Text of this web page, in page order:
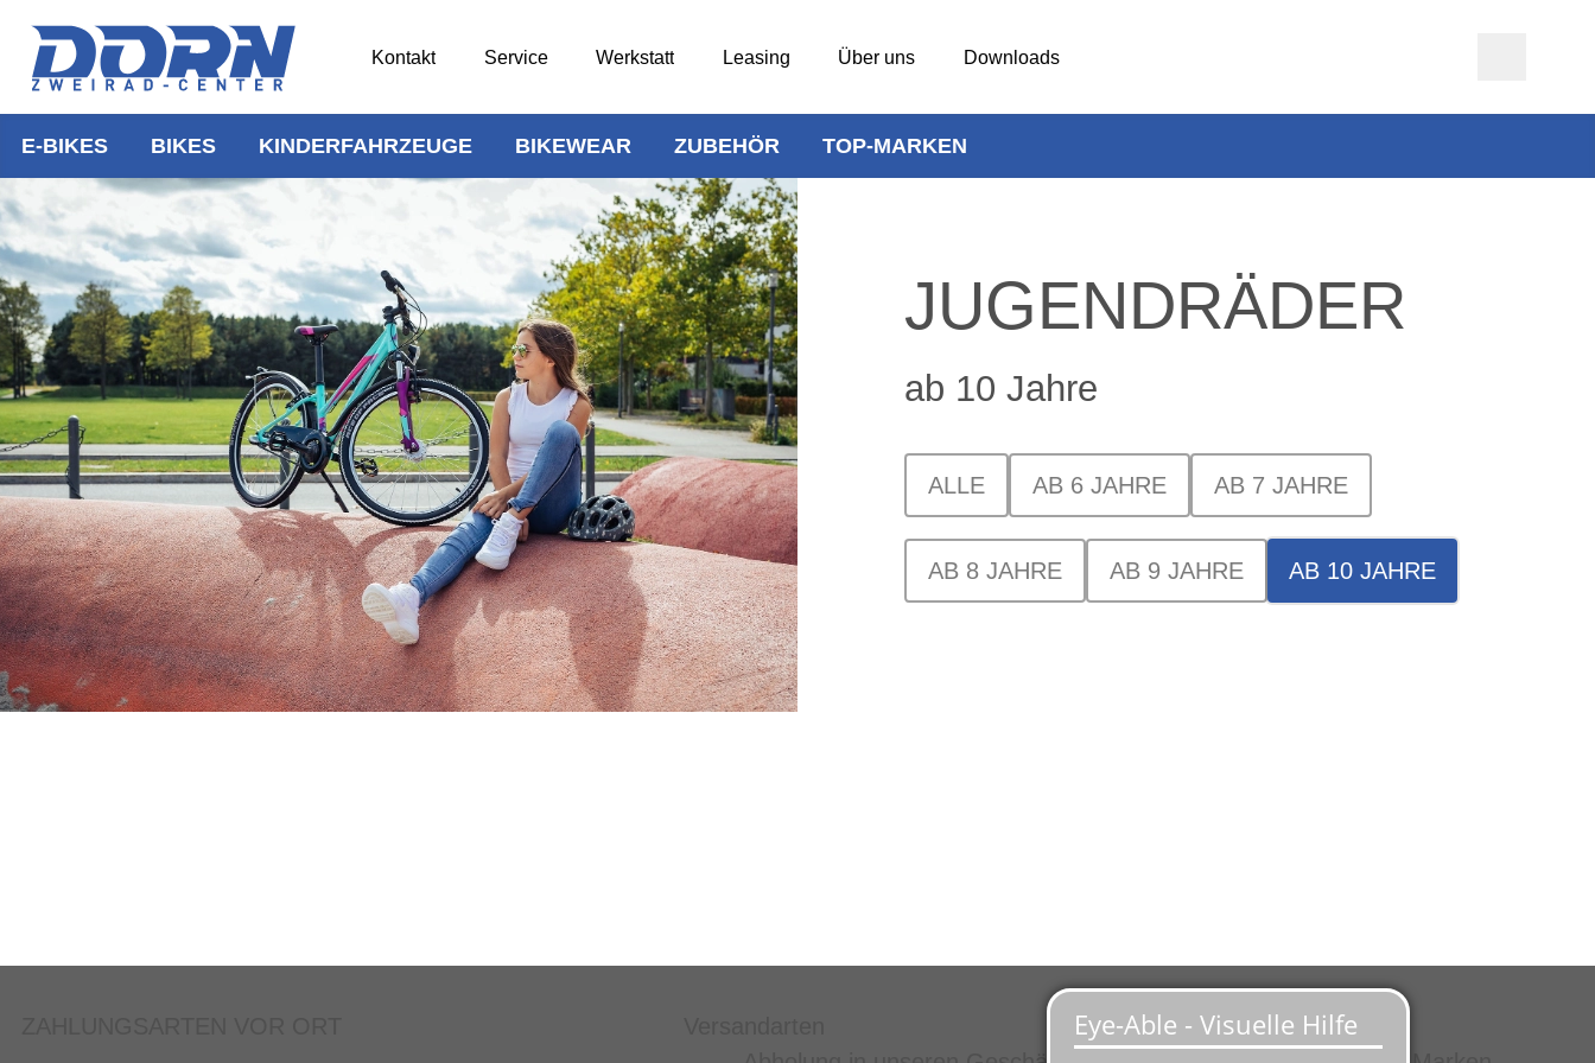
Kontakt Service Werkstatt Leasing Über uns Downloads
E-BIKES BIKES KINDERFAHRZEUGE BIKEWEAR ZUBEHÖR TOP-MARKEN
JUGENDRÄDER
ab 10 Jahre
ALLE AB 6 JAHRE AB 7 JAHRE
AB 8 JAHRE AB 9 JAHRE AB 10 JAHRE
Service